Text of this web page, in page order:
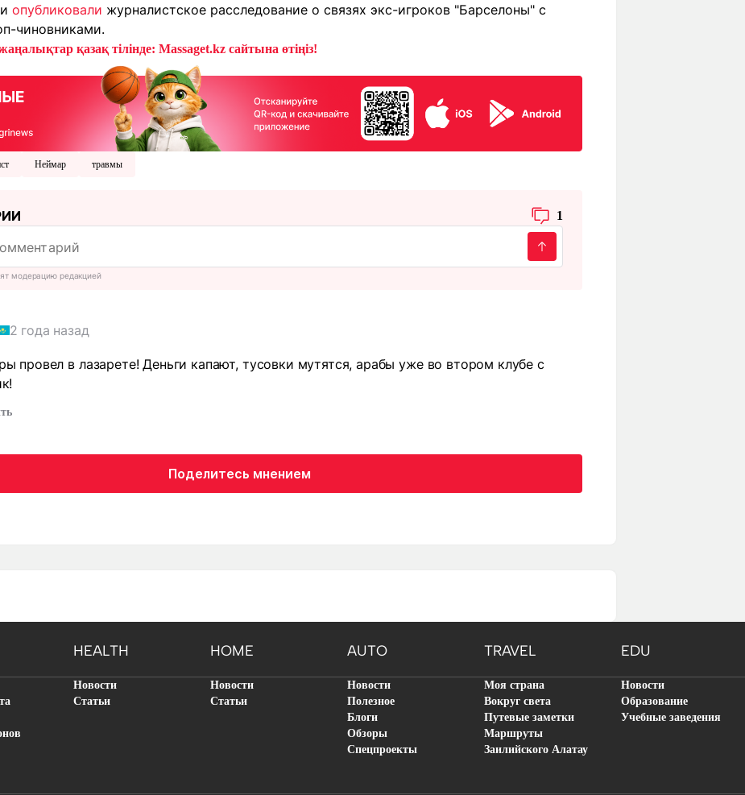
опубликовали журналистское расследование о связях экс-игроков "Барселоны" с
чиновниками.
қазақ тілінде: Massaget.kz сайтына өтіңіз!
Неймар травмы
1
модерацию редакцией
2 года назад
провел в лазарете! Деньги капают, тусовки мутятся, арабы уже во втором клубе с
Поделитесь мнением
HEALTH HOME AUTO TRAVEL EDU
Новости
Статьи
Новости
Статьи
Новости
Полезное
Блоги
Обзоры
Спецпроекты
Моя страна
Вокруг света
Путевые заметки
Маршруты
Заилийского Алатау
Новости
Образование
Учебные заведения